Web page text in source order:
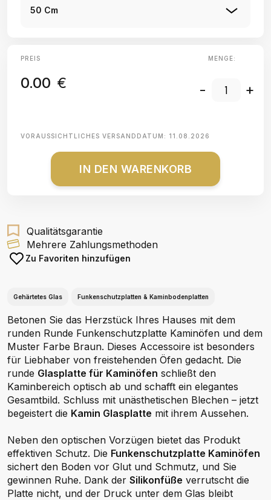
50 Cm
PREIS
0.00 €
MENGE:
- +
VORAUSSICHTLICHES VERSANDDATUM: 11.08.2026
IN DEN WARENKORB
Qualitätsgarantie
Mehrere Zahlungsmethoden
Zu Favoriten hinzufügen
Gehärtetes Glas Funkenschutzplatten & Kaminbodenplatten
Betonen Sie das Herzstück Ihres Hauses mit dem
runden Runde Funkenschutzplatte Kaminöfen und dem
Muster Farbe Braun. Dieses Accessoire ist besonders
für Liebhaber von freistehenden Öfen gedacht. Die
runde Glasplatte für Kaminöfen schließt den
Kaminbereich optisch ab und schafft ein elegantes
Gesamtbild. Schluss mit unästhetischen Blechen – jetzt
begeistert die Kamin Glasplatte mit ihrem Aussehen.
Neben den optischen Vorzügen bietet das Produkt
effektiven Schutz. Die Funkenschutzplatte Kaminöfen
sichert den Boden vor Glut und Schmutz, und Sie
gewinnen Ruhe. Dank der Silikonfüße verrutscht die
Platte nicht, und der Druck unter dem Glas bleibt